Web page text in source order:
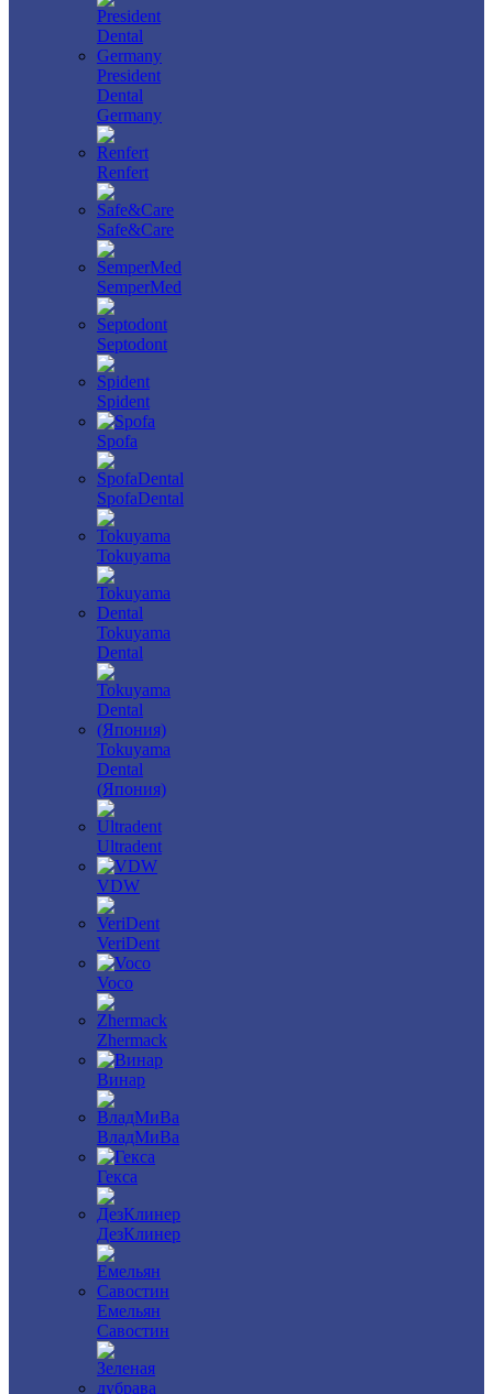
President
Dental
Germany
Renfert
Safe&Care
SemperMed
Septodont
Spident
Spofa
SpofaDental
Tokuyama
Tokuyama
Dental
Tokuyama
Dental
(Япония)
Ultradent
VDW
VeriDent
Voco
Zhermack
Винар
ВладМиВа
Гекса
ДезКлинер
Емельян
Савостин